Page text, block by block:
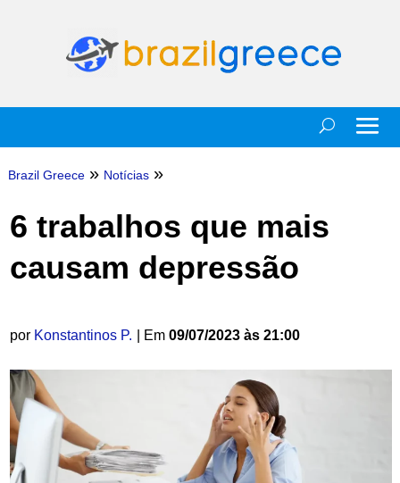
Brazil Greece » Notícias »
6 trabalhos que mais
causam depressão
por Konstantinos P. | Em 09/07/2023 às 21:00